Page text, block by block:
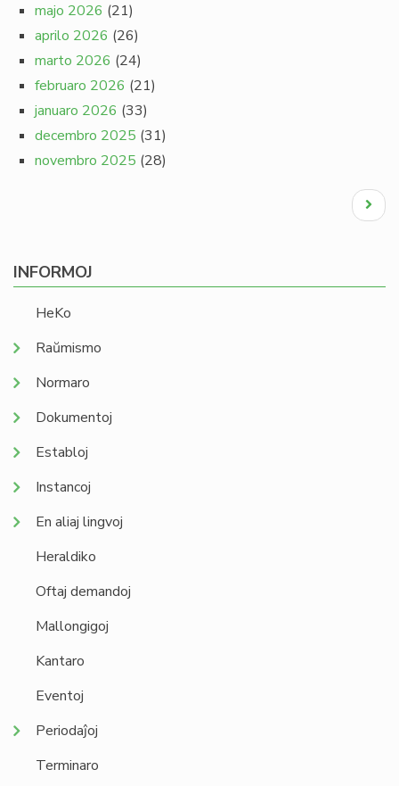
majo 2026 (21)
aprilo 2026 (26)
marto 2026 (24)
februaro 2026 (21)
januaro 2026 (33)
decembro 2025 (31)
novembro 2025 (28)
Next
page
INFORMOJ
HeKo
Raŭmismo
Normaro
Dokumentoj
Establoj
Instancoj
En aliaj lingvoj
Heraldiko
Oftaj demandoj
Mallongigoj
Kantaro
Eventoj
Periodaĵoj
Terminaro